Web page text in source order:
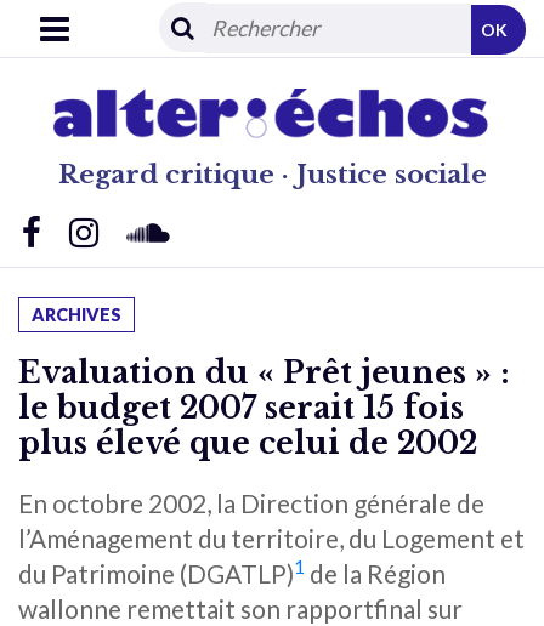
Regard critique · Justice sociale
OK
ARCHIVES
Evaluation du « Prêt jeunes » :
le budget 2007 serait 15 fois
plus élevé que celui de 2002
En octobre 2002, la Direction générale de
l’Aménagement du territoire, du Logement et
du Patrimoine (DGATLP)1 de la Région
wallonne remettait son rapportfinal sur